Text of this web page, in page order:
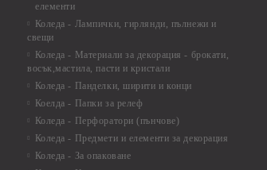
елементи
Коледа - Лампички, гирлянди, пълнежи и
свещи
Коледа - Материали за декорация - брокати,
восък,мастила, пасти и кристали
Коледа - Панделки, ширити и конци
Коелда - Папки за релеф
Коледа - Перфоратори (пънчове)
Коледа - Предмети и елементи за декорация
Коледа - За опаковане